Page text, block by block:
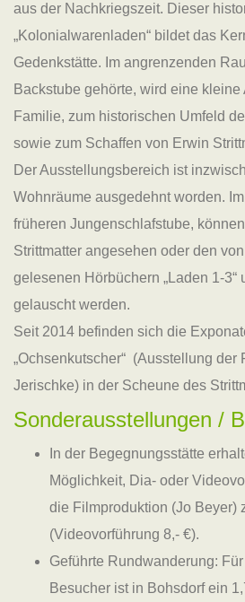
aus der Nachkriegszeit. Dieser
„Kolonialwarenladen“ bildet das
Gedenkstätte. Im angrenzenden
Backstube gehörte, wird eine
Familie, zum historischen Umfeld
sowie zum Schaffen von Erwin
Der Ausstellungsbereich ist
Wohnräume ausgedehnt worden.
früheren Jungenschlafstube,
Strittmatter angesehen oder den
gelesenen Hörbüchern „Laden 1-3“
gelauscht werden.
Seit 2014 befinden sich die
„Ochsenkutscher“ (Ausstellung der
Jerischke) in der Scheune des
Sonderausstellungen /
In der Begegnungsstätte
Möglichkeit, Dia- oder
die Filmproduktion (Jo Beyer)
(Videovorführung 8,- €).
Geführte Rundwanderung:
Besucher ist in Bohsdorf ein